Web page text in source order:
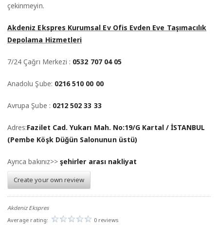
çekinmeyin.
Akdeniz Ekspres Kurumsal Ev Ofis Evden Eve Taşımacılık
Depolama Hizmetleri
7/24 Çağrı Merkezi : 0532 707 04 05
Anadolu Şube: 0216 510 00 00
Avrupa Şube : 0212 502 33 33
Adres:Fazilet Cad. Yukarı Mah. No:19/G Kartal / İSTANBUL
(Pembe Köşk Düğün Salonunun üstü)
Ayrıca bakınız>>şehirler arası nakliyat
Create your own review
Akdeniz Ekspres
Average rating:
0 reviews